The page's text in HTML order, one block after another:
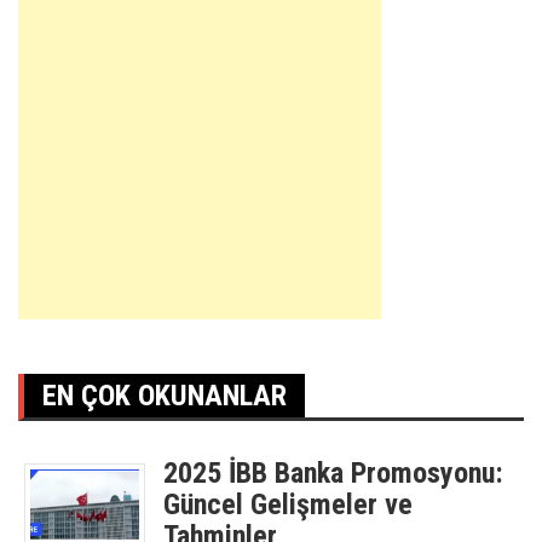
EN ÇOK OKUNANLAR
2025 İBB Banka Promosyonu:
Güncel Gelişmeler ve